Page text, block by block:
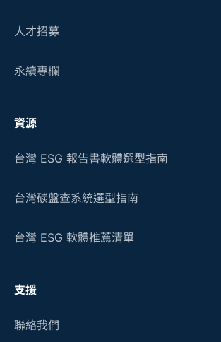
人才招募
永續專欄
資源
台灣 ESG 報告書軟體選型指南
台灣碳盤查系統選型指南
台灣 ESG 軟體推薦清單
支援
聯絡我們